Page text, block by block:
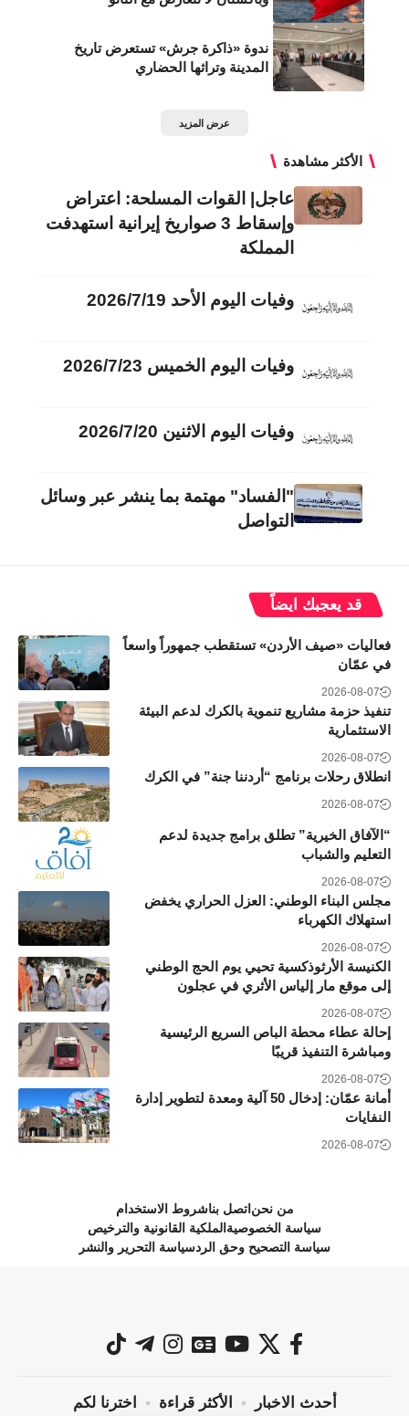
ندوة «ذاكرة جرش» تستعرض تاريخ
المدينة وتراثها الحضاري
عرض المزيد
الأكثر مشاهدة
عاجل| القوات المسلحة: اعتراض
وإسقاط 3 صواريخ إيرانية استهدفت
المملكة
وفيات اليوم الأحد 2026/7/19
وفيات اليوم الخميس 2026/7/23
وفيات اليوم الاثنين 2026/7/20
"الفساد" مهتمة بما ينشر عبر وسائل
التواصل
قد يعجبك ايضاً
فعاليات «صيف الأردن» تستقطب جمهوراً واسعاً
في عمّان
2026-08-07
تنفيذ حزمة مشاريع تنموية بالكرك لدعم البيئة
الاستثمارية
2026-08-07
انطلاق رحلات برنامج “أردننا جنة” في الكرك
2026-08-07
“الآفاق الخيرية” تطلق برامج جديدة لدعم
التعليم والشباب
2026-08-07
مجلس البناء الوطني: العزل الحراري يخفض
استهلاك الكهرباء
2026-08-07
الكنيسة الأرثوذكسية تحيي يوم الحج الوطني
إلى موقع مار إلياس الأثري في عجلون
2026-08-07
إحالة عطاء محطة الباص السريع الرئيسية
ومباشرة التنفيذ قريبًا
2026-08-07
أمانة عمّان: إدخال 50 آلية ومعدة لتطوير إدارة
النفايات
2026-08-07
من نحن اتصل بناشروط الاستخدام
سياسة الخصوصية الملكية القانونية والترخيص
سياسة التصحيح وحق الردسياسة التحرير والنشر
أحدث الاخبار الأكثر قراءة اخترنا لكم